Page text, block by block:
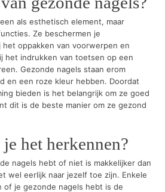
als esthetisch element, maar
Ze beschermen je
oppakken van voorwerpen en
het indrukken van toetsen op een
Gezonde nagels staan erom
en een roze kleur hebben. Doordat
bieden is het belangrijk om ze goed
dit is de beste manier om ze gezond
het herkennen?
nagels hebt of niet is makkelijker dan
wel eerlijk naar jezelf toe zijn. Enkele
of je gezonde nagels hebt is de